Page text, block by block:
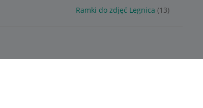
Ramki do zdjęć Legnica (13)